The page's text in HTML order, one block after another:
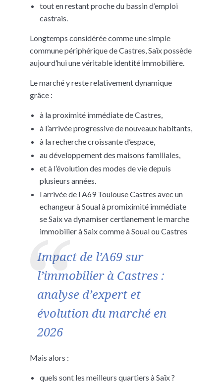
tout en restant proche du bassin d’emploi
castrais.
Longtemps considérée comme une simple
commune périphérique de Castres, Saïx possède
aujourd’hui une véritable identité immobilière.
Le marché y reste relativement dynamique
grâce :
à la proximité immédiate de Castres,
à l’arrivée progressive de nouveaux habitants,
à la recherche croissante d’espace,
au développement des maisons familiales,
et à l’évolution des modes de vie depuis
plusieurs années.
l arrivée de l A69 Toulouse Castres avec un
echangeur à Soual à promiximité immédiate
se Saix va dynamiser certianement le marche
immobilier à Saix comme à Soual ou Castres
Impact de l’A69 sur
l’immobilier à Castres :
analyse d’expert et
évolution du marché en
2026
Mais alors :
quels sont les meilleurs quartiers à Saïx ?